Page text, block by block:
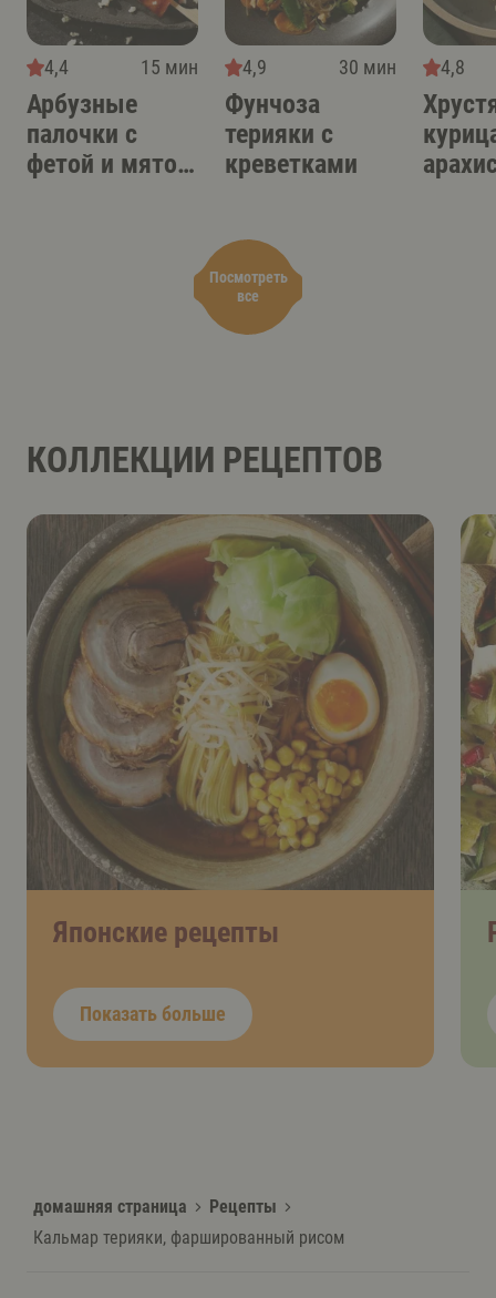
Посмотреть
все
4,4 15 мин
Арбузные
палочки с
фетой и мятой
4,9 30 мин
Фунчоза
терияки с
креветками
4,8
КОЛЛЕКЦИИ РЕЦЕПТОВ
Японские рецепты
Показать больше
домашняя страница
Рецепты
Кальмар терияки, фаршированный рисом